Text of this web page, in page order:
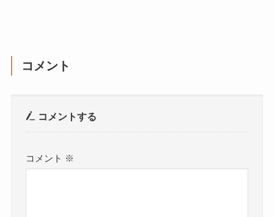
コメント
コメントする
コメント ※